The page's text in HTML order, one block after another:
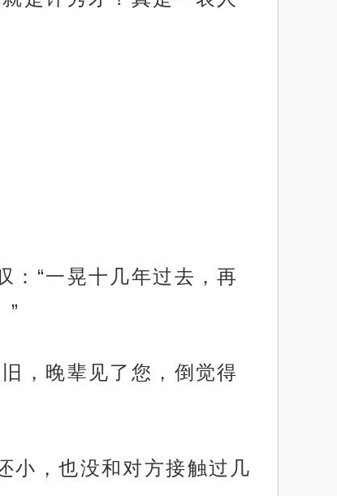
：“一晃十几年过去，再
”
，晚辈见了您，倒觉得
小，也没和对方接触过几